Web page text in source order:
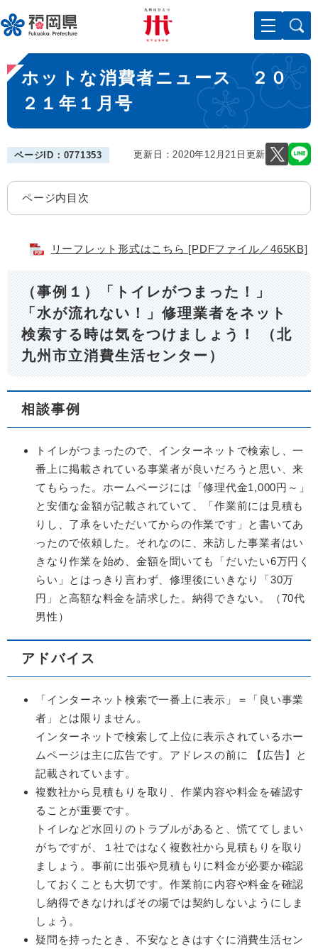
ー
ジ
先
頭
。
メニューを飛ばして本文へ
本
文
ホットな消費者ニュース ２０
２１年１月号
ページID：0771353 更新日：2020年12月21日更新
ページ内目次
リーフレット形式はこちら [PDFファイル／465KB]
（事例１）「トイレがつまった！」
「水が流れない！」修理業者をネット
検索する時は気をつけましょう！ （北
九州市立消費生活センター）
相談事例
トイレがつまったので、インターネットで検索し、一
番上に掲載されている事業者が良いだろうと思い、来
てもらった。ホームページには「修理代金1,000円～」
と安価な金額が記載されていて、「作業前には見積も
りし、了承をいただいてからの作業です」と書いてあ
ったので依頼した。それなのに、来訪した事業者はい
きなり作業を始め、金額を聞いても「だいたい6万円く
らい」とはっきり言わず、修理後にいきなり「30万
円」と高額な料金を請求した。納得できない。（70代
男性）
アドバイス
「インターネット検索で一番上に表示」＝「良い事業
者」とは限りません。
インターネットで検索して上位に表示されているホー
ムページは主に広告です。アドレスの前に 【広告】と
記載されています。
複数社から見積もりを取り、作業内容や料金を確認す
ることが重要です。
トイレなど水回りのトラブルがあると、慌ててしまい
がちですが、１社ではなく複数社から見積もりを取り
ましょう。事前に出張や見積もりに料金が必要か確認
しておくことも大切です。作業前に内容や料金を確認
し納得できなければその場では契約しないようにしま
しょう。
疑問を持ったとき、不安なときはすぐに消費生活セン